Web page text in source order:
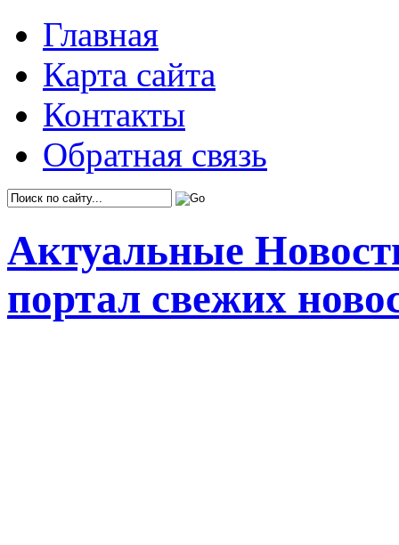
Главная
Карта сайта
Контакты
Обратная связь
Актуальные
портал свежих